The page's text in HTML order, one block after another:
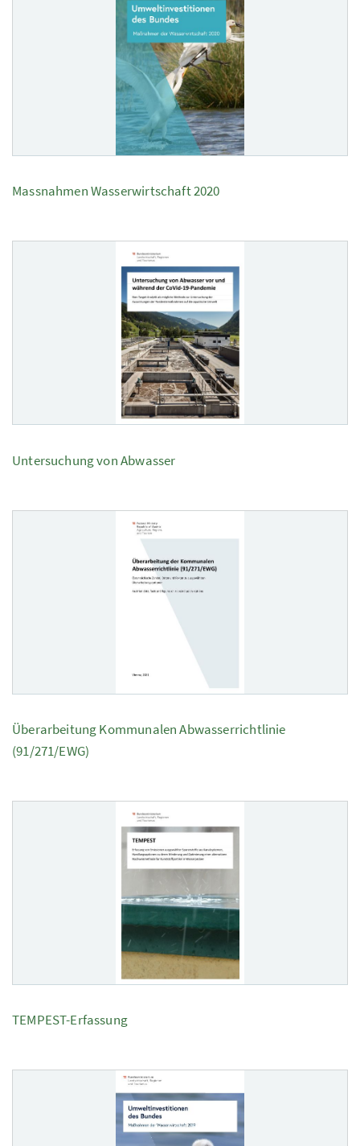
Massnahmen Wasserwirtschaft 2020
Untersuchung von Abwasser
Überarbeitung Kommunalen Abwasserrichtlinie
(91/271/EWG)
TEMPEST-Erfassung